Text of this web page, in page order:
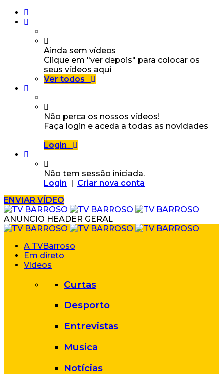
Ainda sem vídeos
Clique em "ver depois" para colocar os
seus vídeos aqui
Ver todos
Não perca os nossos vídeos!
Faça login e aceda a todas as novidades
Login
Não tem sessão iniciada.
Login | Criar nova conta
ENVIAR VÍDEO
ANUNCIO HEADER GERAL
A TVBarroso
Em direto
Vídeos
Curtas
Desporto
Entrevistas
Musica
Notícias